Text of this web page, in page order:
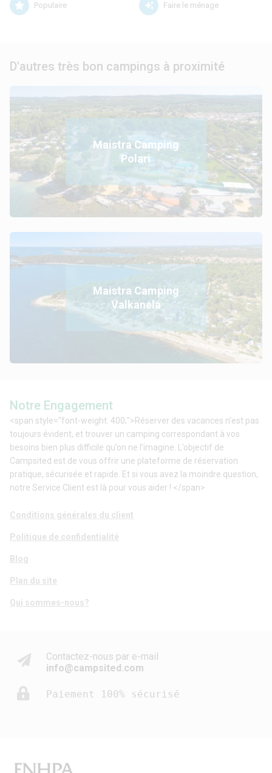
Populaire Faire le ménage
D'autres très bon campings à proximité
Maistra Camping
Polari
Maistra Camping
Valkanela
Notre Engagement
<span style="font-weight: 400;">Réserver des vacances n’est pas
toujours évident, et trouver un camping correspondant à vos
besoins bien plus difficile qu’on ne l’imagine. L’objectif de
Campsited est de vous offrir une plateforme de réservation
pratique, sécurisée et rapide. Et si vous avez la moindre question,
notre Service Client est là pour vous aider ! </span>
Conditions générales du client
Politique de confidentialité
Blog
Plan du site
Qui sommes-nous?
Contactez-nous par e-mail
info@campsited.com
Paiement 100% sécurisé